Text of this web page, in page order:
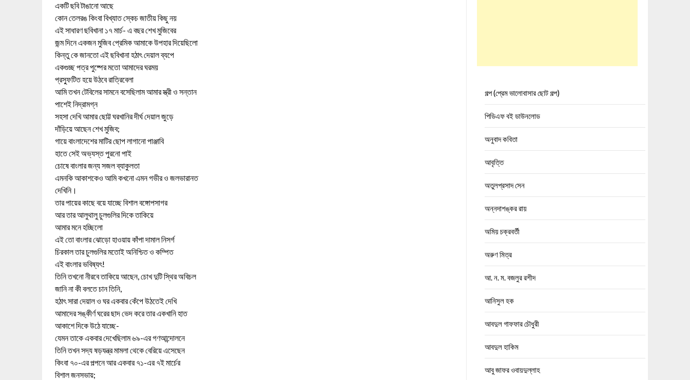
একটি ছবি টাঙানো আছে
কোন তেলরঙ কিংবা বিখ্যাত স্কেচ জাতীয় কিছু নয়
এই সাধারণ ছবিখানা ১৭ মার্চ- এ বছর শেখ মুজিবের
জন্ম দিনে একজন মুজিব প্রেমিক আমাকে উপহার দিয়েছিলো
কিন্তু কে জানতো এই ছবিখানা হঠাৎ দেয়াল ব্যপে
একগুচ্ছ পত্র পুষ্পের মতো আমাদের ঘরময়
প্রস্ফুটিত হয়ে উঠবে রাত্রিবেলা
আমি তখন টেবিলের সামনে বসেছিলাম আমার স্ত্রী ও সন্তান
পাশেই নিদ্রামগ্ন
সহসা দেখি আমার ছোট্ট ঘরখানির দীর্ঘ দেয়াল জুড়ে
দাঁড়িয়ে আছেন শেখ মুজিব;
গায়ে বাংলাদেশের মাটির ছোপ লাগানো পাঞ্জাবি
হাতে সেই অভ্যস্ত পুরনো পাই
চোষে বাংলার জন্য সজল ব্যাকুলতা
এমনকি আকাশকেও আমি কখনো এমন গভীর ও জলভারানত
দেখিনি।
তার পায়ের কাছে বয়ে যাচ্ছে বিশাল বঙ্গোপসাগর
আর তার আলুথালু চুলগুলির দিকে তাকিয়ে
আমার মনে হচ্ছিলো
এই তো বাংলার ঝোড়ো হাওয়ায় কাঁপা দামাল নিসর্গ
চিরকাল তার চুলগুলির মতোই অনিশ্চিত ও কম্পিত
এই বাংলার ভবিষ্যৎ!
তিনি তখনো নীরবে তাকিয়ে আছেন, চোখ দুটি স্থির অবিচল
জানি না কী বলতে চান তিনি,
হঠাৎ সারা দেয়াল ও ঘর একবার কেঁপে উঠতেই দেখি
আমাদের সঙ্কীর্ণ ঘরের ছাদ ভেদ করে তার একখানি হাত
আকাশে দিকে উঠে যাচ্ছে-
যেমন তাকে একবার দেখেছিলাম ৬৯-এর গণআন্দোলনে
তিনি তখন সদ্য ষড়যন্ত্র মামলা থেকে বেরিয়ে এসেছেন
কিংবা ৭০-এর পল্পনে আর একবার ৭১-এর ৭ই মার্চের
বিশাল জনসভায়;
গল্প (প্রেম ভালোবাসার ছোট গল্প)
পিডিএফ বই ডাউনলোড
অনুবাদ কবিতা
আবৃত্তি
অতুলপ্রসাদ সেন
অন্নদাশঙ্কর রায়
অমিয় চক্রবর্তী
অরুণ মিত্র
আ. ন. ম. বজলুর রশীদ
আনিসুল হক
আবদুল গাফফার চৌধুরী
আবদুল হাকিম
আবু জাফর ওবায়দুল্লাহ